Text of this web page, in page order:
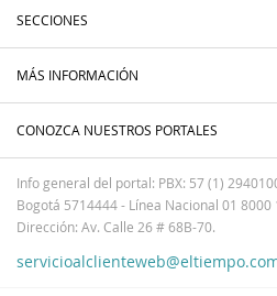
SECCIONES
MÁS INFORMACIÓN
CONOZCA NUESTROS PORTALES
Info general del portal: PBX: 57 (1)
Bogotá 5714444 - Línea Nacional 01 8000
Dirección: Av. Calle 26 # 68B-70.